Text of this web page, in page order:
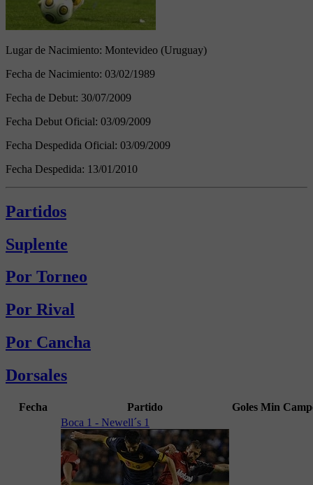
Lugar de Nacimiento: Montevideo (Uruguay)
Fecha de Nacimiento: 03/02/1989
Fecha de Debut: 30/07/2009
Fecha Debut Oficial: 03/09/2009
Fecha Despedida Oficial: 03/09/2009
Fecha Despedida: 13/01/2010
Partidos
Suplente
Por Torneo
Por Rival
Por Cancha
Dorsales
Fecha Partido Goles Min
Boca 1 - Newell´s 1